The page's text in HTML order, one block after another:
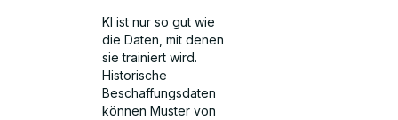
KI ist nur so gut wie
die Daten, mit denen
sie trainiert wird.
Historische
Beschaffungsdaten
können Muster von